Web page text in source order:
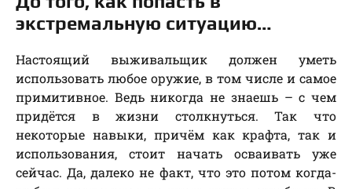
экстремальную ситуацию…
Настоящий выживальщик должен уметь
использовать любое оружие, в том числе и самое
примитивное. Ведь никогда не знаешь – с чем
придётся в жизни столкнуться. Так что
некоторые навыки, причём как крафта, так и
использования, стоит начать осваивать уже
сейчас. Да, далеко не факт, что это потом когда-